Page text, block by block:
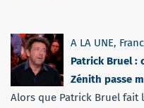
A LA UNE,
Patrick Bruel :
Zénith passe
Alors que Patrick Bruel fait